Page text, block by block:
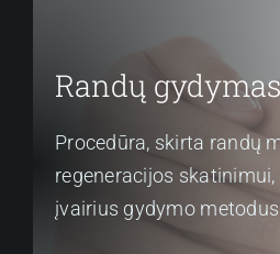
Randų
Procedūra, skirta randų
regeneracijos
įvairius gydymo